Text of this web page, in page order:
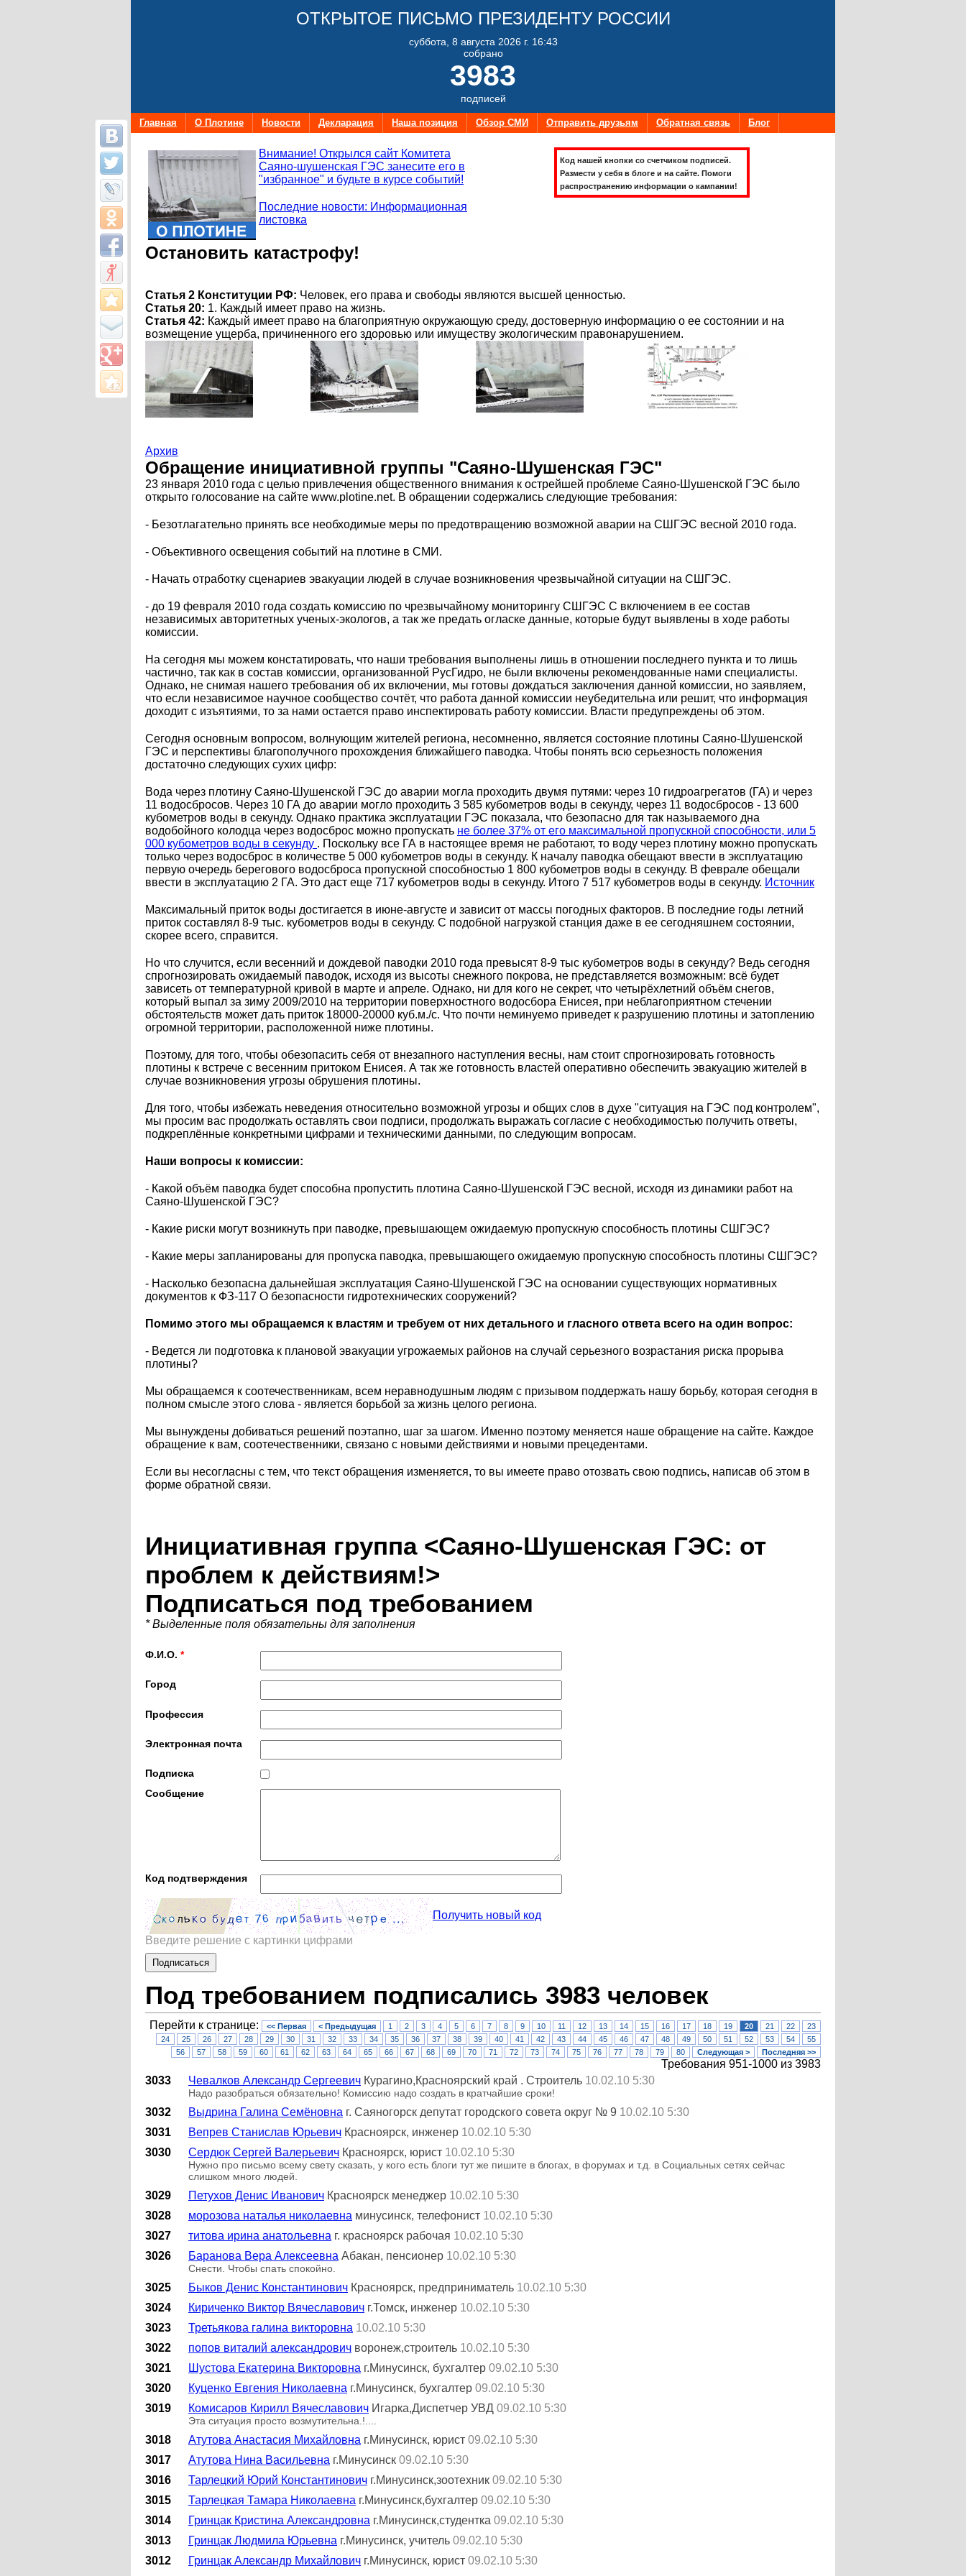
ОТКРЫТОЕ ПИСЬМО ПРЕЗИДЕНТУ РОССИИ
суббота, 8 августа 2026 г. 16:43
собрано
3983
подписей
Главная О Плотине Новости Декларация Наша позиция Обзор СМИ Отправить друзьям Обратная связь Блог
Внимание! Открылся сайт Комитета
Саяно-шушенская ГЭС занесите его в
"избранное" и будьте в курсе событий!
Последние новости: Информационная
листовка
Код нашей кнопки со счетчиком подписей.
Размести у себя в блоге и на сайте. Помоги
распространению информации о кампании!
Остановить катастрофу!
Статья 2 Конституции РФ: Человек, его права и свободы являются высшей ценностью.
Статья 20: 1. Каждый имеет право на жизнь.
Статья 42: Каждый имеет право на благоприятную окружающую среду, достоверную информацию о ее состоянии и на
возмещение ущерба, причиненного его здоровью или имуществу экологическим правонарушением.
Архив
Обращение инициативной группы "Саяно-Шушенская ГЭС"
23 января 2010 года с целью привлечения общественного внимания к острейшей проблеме Саяно-Шушенской ГЭС было
открыто голосование на сайте www.plotine.net. В обращении содержались следующие требования:
- Безотлагательно принять все необходимые меры по предотвращению возможной аварии на СШГЭС весной 2010 года.
- Объективного освещения событий на плотине в СМИ.
- Начать отработку сценариев эвакуации людей в случае возникновения чрезвычайной ситуации на СШГЭС.
- до 19 февраля 2010 года создать комиссию по чрезвычайному мониторингу СШГЭС С включением в ее состав
независимых авторитетных ученых-экологов, а так же предать огласке данные, которые будут выявлены в ходе работы
комиссии.
На сегодня мы можем констатировать, что наши требования выполнены лишь в отношении последнего пункта и то лишь
частично, так как в состав комиссии, организованной РусГидро, не были включены рекомендованные нами специалисты.
Однако, не снимая нашего требования об их включении, мы готовы дождаться заключения данной комиссии, но заявляем,
что если независимое научное сообщество сочтёт, что работа данной комиссии неубедительна или решит, что информация
доходит с изъятиями, то за нами остается право инспектировать работу комиссии. Власти предупреждены об этом.
Сегодня основным вопросом, волнующим жителей региона, несомненно, является состояние плотины Саяно-Шушенской
ГЭС и перспективы благополучного прохождения ближайшего паводка. Чтобы понять всю серьезность положения
достаточно следующих сухих цифр:
Вода через плотину Саяно-Шушенской ГЭС до аварии могла проходить двумя путями: через 10 гидроагрегатов (ГА) и через
11 водосбросов. Через 10 ГА до аварии могло проходить 3 585 кубометров воды в секунду, через 11 водосбросов - 13 600
кубометров воды в секунду. Однако практика эксплуатации ГЭС показала, что безопасно для так называемого дна
водобойного колодца через водосброс можно пропускать не более 37% от его максимальной пропускной способности, или 5
000 кубометров воды в секунду . Поскольку все ГА в настоящее время не работают, то воду через плотину можно пропускать
только через водосброс в количестве 5 000 кубометров воды в секунду. К началу паводка обещают ввести в эксплуатацию
первую очередь берегового водосброса пропускной способностью 1 800 кубометров воды в секунду. В феврале обещали
ввести в эксплуатацию 2 ГА. Это даст еще 717 кубометров воды в секунду. Итого 7 517 кубометров воды в секунду. Источник
Максимальный приток воды достигается в июне-августе и зависит от массы погодных факторов. В последние годы летний
приток составлял 8-9 тыс. кубометров воды в секунду. С подобной нагрузкой станция даже в ее сегодняшнем состоянии,
скорее всего, справится.
Но что случится, если весенний и дождевой паводки 2010 года превысят 8-9 тыс кубометров воды в секунду? Ведь сегодня
спрогнозировать ожидаемый паводок, исходя из высоты снежного покрова, не представляется возможным: всё будет
зависеть от температурной кривой в марте и апреле. Однако, ни для кого не секрет, что четырёхлетний объём снегов,
который выпал за зиму 2009/2010 на территории поверхностного водосбора Енисея, при неблагоприятном стечении
обстоятельств может дать приток 18000-20000 куб.м./с. Что почти неминуемо приведет к разрушению плотины и затоплению
огромной территории, расположенной ниже плотины.
Поэтому, для того, чтобы обезопасить себя от внезапного наступления весны, нам стоит спрогнозировать готовность
плотины к встрече с весенним притоком Енисея. А так же готовность властей оперативно обеспечить эвакуацию жителей в
случае возникновения угрозы обрушения плотины.
Для того, чтобы избежать неведения относительно возможной угрозы и общих слов в духе "ситуация на ГЭС под контролем",
мы просим вас продолжать оставлять свои подписи, продолжать выражать согласие с необходимостью получить ответы,
подкреплённые конкретными цифрами и техническими данными, по следующим вопросам.
Наши вопросы к комиссии:
- Какой объём паводка будет способна пропустить плотина Саяно-Шушенской ГЭС весной, исходя из динамики работ на
Саяно-Шушенской ГЭС?
- Какие риски могут возникнуть при паводке, превышающем ожидаемую пропускную способность плотины СШГЭС?
- Какие меры запланированы для пропуска паводка, превышающего ожидаемую пропускную способность плотины СШГЭС?
- Насколько безопасна дальнейшая эксплуатация Саяно-Шушенской ГЭС на основании существующих нормативных
документов к ФЗ-117 О безопасности гидротехнических сооружений?
Помимо этого мы обращаемся к властям и требуем от них детального и гласного ответа всего на один вопрос:
- Ведется ли подготовка к плановой эвакуации угрожаемых районов на случай серьезного возрастания риска прорыва
плотины?
Мы обращаемся к соотечественникам, всем неравнодушным людям с призывом поддержать нашу борьбу, которая сегодня в
полном смысле этого слова - является борьбой за жизнь целого региона.
Мы вынуждены добиваться решений поэтапно, шаг за шагом. Именно поэтому меняется наше обращение на сайте. Каждое
обращение к вам, соотечественники, связано с новыми действиями и новыми прецедентами.
Если вы несогласны с тем, что текст обращения изменяется, то вы имеете право отозвать свою подпись, написав об этом в
форме обратной связи.
Инициативная группа <Саяно-Шушенская ГЭС: от
проблем к действиям!>
Подписаться под требованием
* Выделенные поля обязательны для заполнения
Ф.И.О. *
Город
Профессия
Электронная почта
Подписка
Сообщение
Код подтверждения
Получить новый код
Введите решение с картинки цифрами
Под требованием подписались 3983 человек
Перейти к странице: << Первая < Предыдущая 1 2 3 4 5 6 7 8 9 10 11 12 13 14 15 16 17 18 19 20 21 22
23
24
25 26 27 28 29 30 31 32 33 34 35 36 37 38 39 40 41 42 43 44 45 46 47 48 49 50 51 52 53 54
55
56
57 58 59 60 61 62 63 64 65 66 67 68 69 70 71 72 73 74 75 76 77 78 79 80 Следующая > Последняя >>
Требования 951-1000 из 3983
3033
Чевалков Александр Сергеевич Курагино,Красноярский край . Строитель 10.02.10 5:30
Надо разобраться обязательно! Комиссию надо создать в кратчайшие сроки!
3032 Выдрина Галина Семёновна г. Саяногорск депутат городского совета округ № 9 10.02.10 5:30
3031
Вепрев Станислав Юрьевич Красноярск, инженер 10.02.10 5:30
3030
Сердюк Сергей Валерьевич Красноярск, юрист 10.02.10 5:30
Нужно про письмо всему свету сказать, у кого есть блоги тут же пишите в блогах, в форумах и т.д. в Социальных сетях сейчас
слишком много людей.
3029 Петухов Денис Иванович Красноярск менеджер 10.02.10 5:30
3028
морозова наталья николаевна минусинск, телефонист 10.02.10 5:30
3027
титова ирина анатольевна г. красноярск рабочая 10.02.10 5:30
3026
Баранова Вера Алексеевна Абакан, пенсионер 10.02.10 5:30
Снести. Чтобы спать спокойно.
3025 Быков Денис Константинович Красноярск, предприниматель 10.02.10 5:30
3024
Кириченко Виктор Вячеславович г.Томск, инженер 10.02.10 5:30
3023
Третьякова галина викторовна 10.02.10 5:30
3022
попов виталий александрович воронеж,строитель 10.02.10 5:30
3021
Шустова Екатерина Викторовна г.Минусинск, бухгалтер 09.02.10 5:30
3020
Куценко Евгения Николаевна г.Минусинск, бухгалтер 09.02.10 5:30
3019
Комисаров Кирилл Вячеславович Игарка,Диспетчер УВД 09.02.10 5:30
Эта ситуация просто возмутительна.!....
3018 Атутова Анастасия Михайловна г.Минусинск, юрист 09.02.10 5:30
3017
Атутова Нина Васильевна г.Минусинск 09.02.10 5:30
3016
Тарлецкий Юрий Константинович г.Минусинск,зоотехник 09.02.10 5:30
3015
Тарлецкая Тамара Николаевна г.Минусинск,бухгалтер 09.02.10 5:30
3014
Гринцак Кристина Александровна г.Минусинск,студентка 09.02.10 5:30
3013
Гринцак Людмила Юрьевна г.Минусинск, учитель 09.02.10 5:30
3012
Гринцак Александр Михайлович г.Минусинск, юрист 09.02.10 5:30